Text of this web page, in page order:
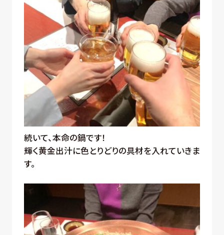
続いて、本命の鍋です！
輝く黄金出汁に色とりどりの具材を入れていきま
す。